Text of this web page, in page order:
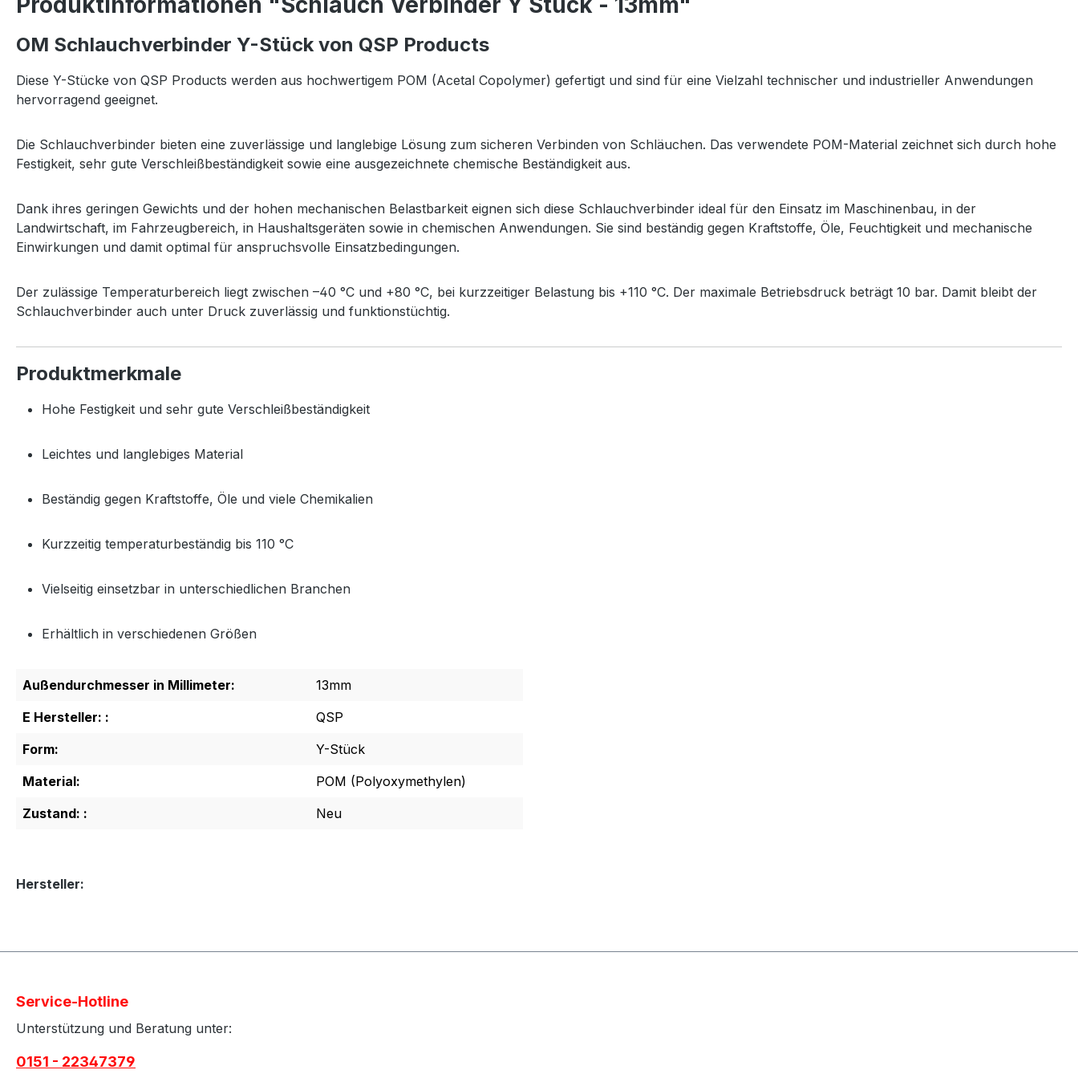
OM Schlauchverbinder Y-Stück von QSP Products
Diese Y-Stücke von QSP Products werden aus hochwertigem POM (Acetal Copolymer) gefertigt und sind für eine Vielzahl technischer und industrieller Anwendungen
hervorragend geeignet.
Die Schlauchverbinder bieten eine zuverlässige und langlebige Lösung zum sicheren Verbinden von Schläuchen. Das verwendete POM-Material zeichnet sich durch hohe
Festigkeit, sehr gute Verschleißbeständigkeit sowie eine ausgezeichnete chemische Beständigkeit aus.
Dank ihres geringen Gewichts und der hohen mechanischen Belastbarkeit eignen sich diese Schlauchverbinder ideal für den Einsatz im Maschinenbau, in der
Landwirtschaft, im Fahrzeugbereich, in Haushaltsgeräten sowie in chemischen Anwendungen. Sie sind beständig gegen Kraftstoffe, Öle, Feuchtigkeit und mechanische
Einwirkungen und damit optimal für anspruchsvolle Einsatzbedingungen.
Der zulässige Temperaturbereich liegt zwischen –40 °C und +80 °C, bei kurzzeitiger Belastung bis +110 °C. Der maximale Betriebsdruck beträgt 10 bar. Damit bleibt der
Schlauchverbinder auch unter Druck zuverlässig und funktionstüchtig.
Produktmerkmale
Hohe Festigkeit und sehr gute Verschleißbeständigkeit
Leichtes und langlebiges Material
Beständig gegen Kraftstoffe, Öle und viele Chemikalien
Kurzzeitig temperaturbeständig bis 110 °C
Vielseitig einsetzbar in unterschiedlichen Branchen
Erhältlich in verschiedenen Größen
Außendurchmesser in Millimeter:
13mm
E Hersteller: :
QSP
Form:
Y-Stück
Material:
POM (Polyoxymethylen)
Zustand: :
Neu
Hersteller:
Service-Hotline
Unterstützung und Beratung unter:
0151 - 22347379